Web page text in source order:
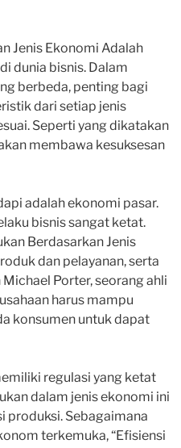
Jenis Ekonomi Adalah
dunia bisnis. Dalam
berbeda, penting bagi
dari setiap jenis
Seperti yang dikatakan
membawa kesuksesan
adalah ekonomi pasar.
bisnis sangat ketat.
Berdasarkan Jenis
dan pelayanan, serta
Porter, seorang ahli
harus mampu
konsumen untuk dapat
regulasi yang ketat
dalam jenis ekonomi ini
produksi. Sebagaimana
terkemuka, “Efisiensi